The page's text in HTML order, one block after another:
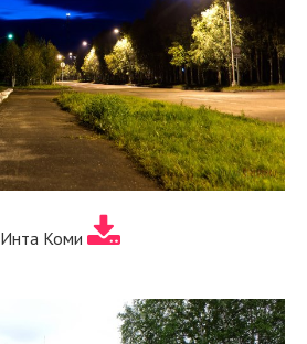
Инта Коми